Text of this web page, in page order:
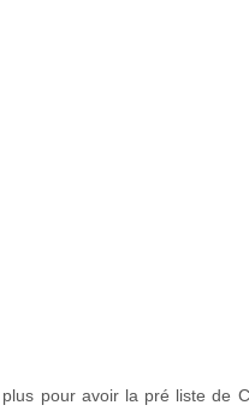
pour avoir la pré liste de